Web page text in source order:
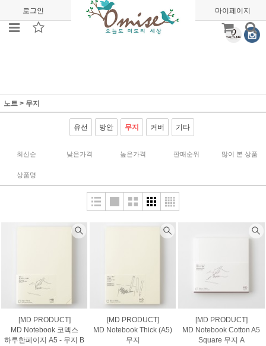
로그인 회원가입 주문조회 마이페이지
노트 > 무지
유선 방안 무지 커버 기타
최신순 낮은가격 높은가격 판매순위 많이 본 상품
상품명
[MD PRODUCT]
MD Notebook 코덱스
하루한페이지 A5 - 무지 B
[MD PRODUCT]
MD Notebook Thick (A5)
무지
[MD PRODUCT]
MD Notebook Cotton A5
Square 무지 A